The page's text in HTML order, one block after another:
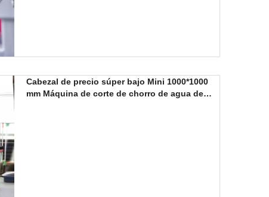
Cabezal de precio súper bajo Mini 1000*1000
mm Máquina de corte de chorro de agua de